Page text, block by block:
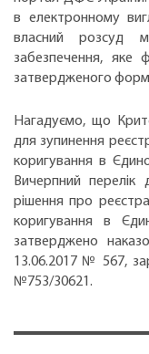
в електронному
власний розсуд
забезпечення, яке
затвердженого
Нагадуємо, що
для зупинення
коригування в
Вичерпний перелік
рішення про
коригування в
затверджено
13.06.2017 № 567,
№753/30621.